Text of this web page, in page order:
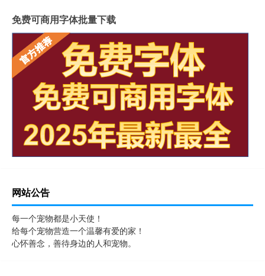
免费可商用字体批量下载
网站公告
每一个宠物都是小天使！
给每个宠物营造一个温馨有爱的家！
心怀善念，善待身边的人和宠物。